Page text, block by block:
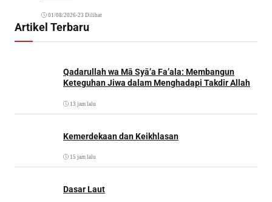
01/08/2026•23 Dilihat
Artikel Terbaru
Qadarullah wa Mā Syā’a Fa’ala: Membangun
Keteguhan Jiwa dalam Menghadapi Takdir Allah
13 jam lalu
Kemerdekaan dan Keikhlasan
15 jam lalu
Dasar Laut